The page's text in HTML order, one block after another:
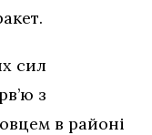
сил
з
в районі